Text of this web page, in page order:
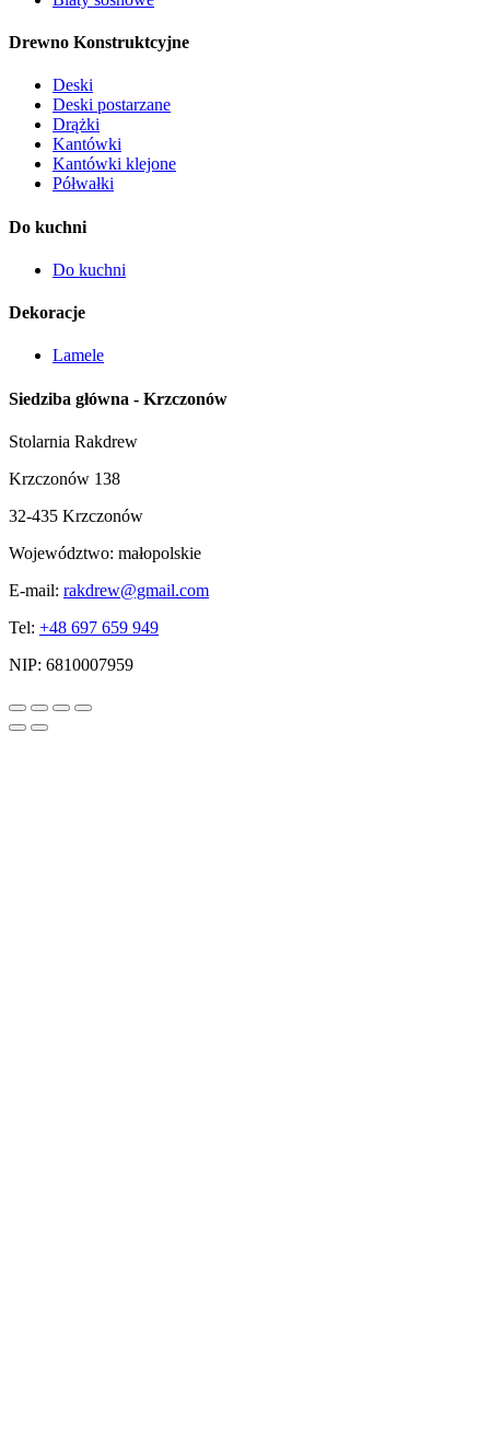
Drewno Konstruktcyjne
Deski
Deski postarzane
Drążki
Kantówki
Kantówki klejone
Półwałki
Do kuchni
Do kuchni
Dekoracje
Lamele
Siedziba główna - Krzczonów
Stolarnia Rakdrew
Krzczonów 138
32-435 Krzczonów
Województwo: małopolskie
E-mail: rakdrew@gmail.com
Tel: +48 697 659 949
NIP: 6810007959